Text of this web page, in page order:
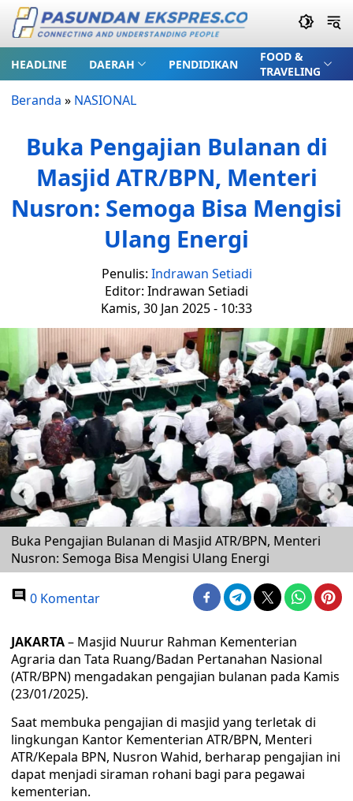
HEADLINE DAERAH PENDIDIKAN
FOOD &
TRAVELING
Beranda » NASIONAL
Buka Pengajian Bulanan di
Masjid ATR/BPN, Menteri
Nusron: Semoga Bisa Mengisi
Ulang Energi
Penulis: Indrawan Setiadi
Editor: Indrawan Setiadi
Kamis, 30 Jan 2025 - 10:33
Buka Pengajian Bulanan di Masjid ATR/BPN, Menteri
Nusron: Semoga Bisa Mengisi Ulang Energi
0 Komentar
JAKARTA– Masjid Nuurur Rahman Kementerian
Agraria dan Tata Ruang/Badan Pertanahan Nasional
(ATR/BPN) mengadakan pengajian bulanan pada Kamis
(23/01/2025).
Saat membuka pengajian di masjid yang terletak di
lingkungan Kantor Kementerian ATR/BPN, Menteri
ATR/Kepala BPN, Nusron Wahid, berharap pengajian ini
dapat menjadi siraman rohani bagi para pegawai
kementerian.